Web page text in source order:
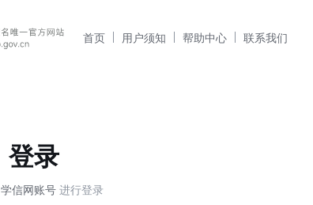
首页 用户须知 帮助中心 联系我们
登录
学信网账号进行登录